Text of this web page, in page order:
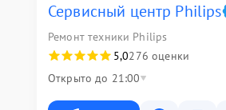
Сервисный центр Philips
Ремонт техники Philips
5,0276 оценки
Открыто до 21:00